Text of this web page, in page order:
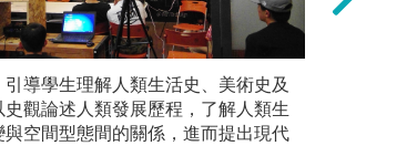
引導學生理解人類生活史、美術史及
史觀論述人類發展歷程，了解人類生
與空間型態間的關係，進而提出現代